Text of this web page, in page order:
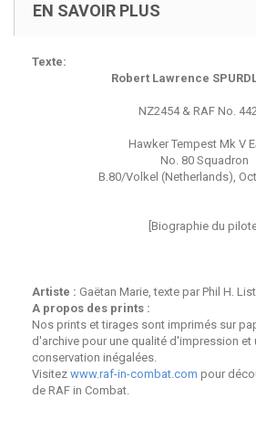
EN SAVOIR PLUS
Texte:
Robert Lawrence
NZ2454 & RAF No.
Hawker Tempest Mk V
No. 80 Squadron
B.80/Volkel (Netherlands),
[Biographie du
Artiste : Gaëtan Marie, texte par Phil H.
A propos des prints :
Nos prints et tirages sont imprimés sur
d'archive pour une qualité d'impression et
conservation inégalées.
Visitez www.raf-in-combat.com pour
de RAF in Combat.